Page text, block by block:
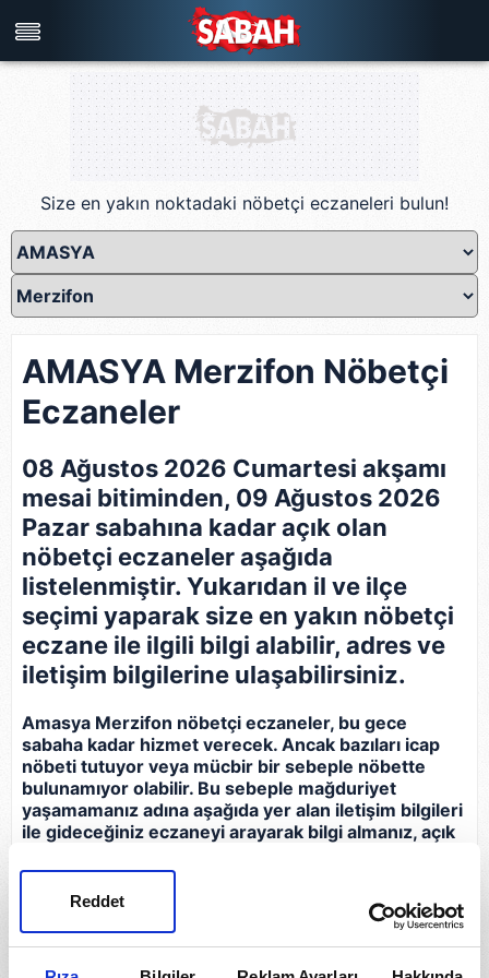
Reddet
Türkiye'nin en iyi haber sitesi
Size en yakın noktadaki nöbetçi eczaneleri bulun!
AMASYA Merzifon Nöbetçi
Eczaneler
08 Ağustos 2026 Cumartesi akşamı
mesai bitiminden, 09 Ağustos 2026
Pazar sabahına kadar açık olan
nöbetçi eczaneler aşağıda
listelenmiştir. Yukarıdan il ve ilçe
seçimi yaparak size en yakın nöbetçi
eczane ile ilgili bilgi alabilir, adres ve
iletişim bilgilerine ulaşabilirsiniz.
Amasya Merzifon nöbetçi eczaneler, bu gece
sabaha kadar hizmet verecek. Ancak bazıları icap
nöbeti tutuyor veya mücbir bir sebeple nöbette
bulunamıyor olabilir. Bu sebeple mağduriyet
yaşamamanız adına aşağıda yer alan iletişim bilgileri
ile gideceğiniz eczaneyi arayarak bilgi almanız, açık
Eczane İletişim Bilgileri